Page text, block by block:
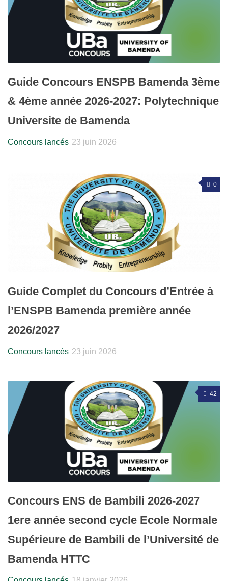
Guide Concours ENSPB Bamenda 3ème
& 4ème année 2026-2027: Polytechnique
Universite de Bamenda
Concours lancés 23 juin 2026
0
Guide Complet du Concours d’Entrée à
l’ENSPB Bamenda première année
2026/2027
Concours lancés 23 juin 2026
42
Concours ENS de Bambili 2026-2027
1ere année second cycle Ecole Normale
Supérieure de Bambili de l’Université de
Bamenda HTTC